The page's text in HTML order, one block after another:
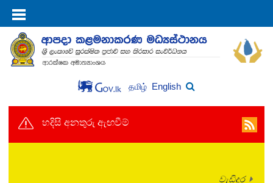
தமிழ் English
හදිසි අනතුරු ඇඟවීම්
වැඩිදුර